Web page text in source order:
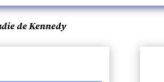
de Kennedy